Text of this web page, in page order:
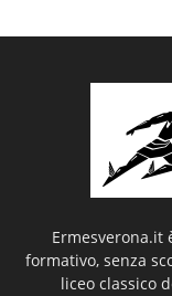
formativo, senza
liceo classico